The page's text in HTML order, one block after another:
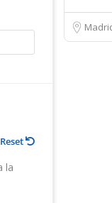
Reset
la